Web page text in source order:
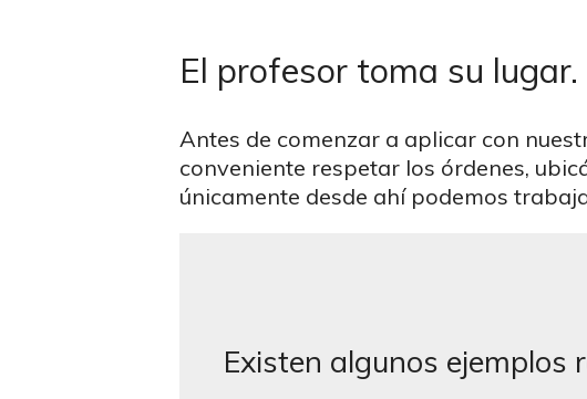
El profesor toma su lugar.
Antes de comenzar a aplicar con
conveniente respetar los órdenes,
únicamente desde ahí podemos
Existen algunos ejemplos